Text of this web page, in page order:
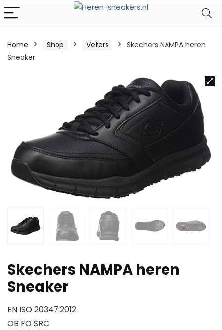
Home Shop Veters
Skechers NAMPA heren
Sneaker
Skechers NAMPA heren
Sneaker
EN ISO 20347:2012
OB FO SRC